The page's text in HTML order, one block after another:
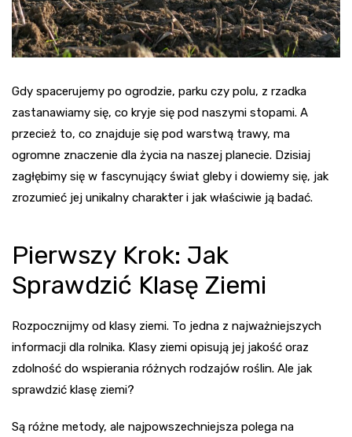
Gdy spacerujemy po ogrodzie, parku czy polu, z rzadka
zastanawiamy się, co kryje się pod naszymi stopami. A
przecież to, co znajduje się pod warstwą trawy, ma
ogromne znaczenie dla życia na naszej planecie. Dzisiaj
zagłębimy się w fascynujący świat gleby i dowiemy się, jak
zrozumieć jej unikalny charakter i jak właściwie ją badać.
Pierwszy Krok: Jak
Sprawdzić Klasę Ziemi
Rozpocznijmy od klasy ziemi. To jedna z najważniejszych
informacji dla rolnika. Klasy ziemi opisują jej jakość oraz
zdolność do wspierania różnych rodzajów roślin. Ale jak
sprawdzić klasę ziemi?
Są różne metody, ale najpowszechniejsza polega na